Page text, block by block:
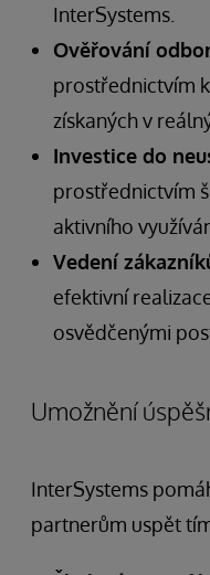
InterSystems.
Ověřování
prostřednictvím
získaných v
Investice do
prostřednictvím
aktivního
Vedení
efektivní
osvědčenými
Umožnění
InterSystems
partnerům uspět